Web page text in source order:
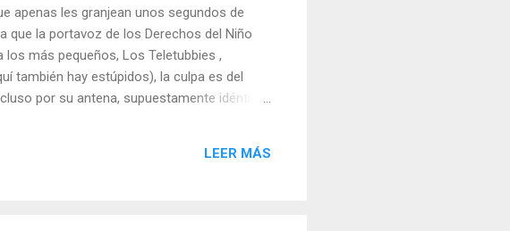
apenas les granjean unos segundos de
la portavoz de los Derechos del Niño
los más pequeños, Los Teletubbies ,
también hay estúpidos), la culpa es del
por su antena, supuestamente idéntica
sexuales diferentes a las suyas y que
LEER MÁS